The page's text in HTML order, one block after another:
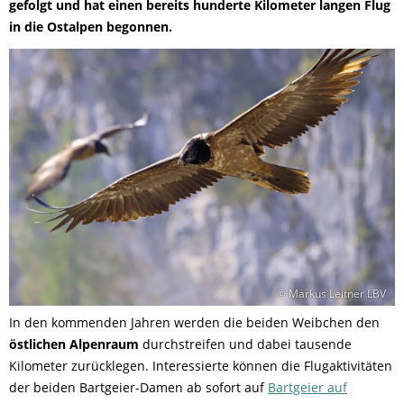
gefolgt und hat einen bereits hunderte Kilometer langen Flug
in die Ostalpen begonnen.
© Markus Leitner LBV
In den kommenden Jahren werden die beiden Weibchen den
östlichen Alpenraum durchstreifen und dabei tausende
Kilometer zurücklegen. Interessierte können die Flugaktivitäten
der beiden Bartgeier-Damen ab sofort auf Bartgeier auf